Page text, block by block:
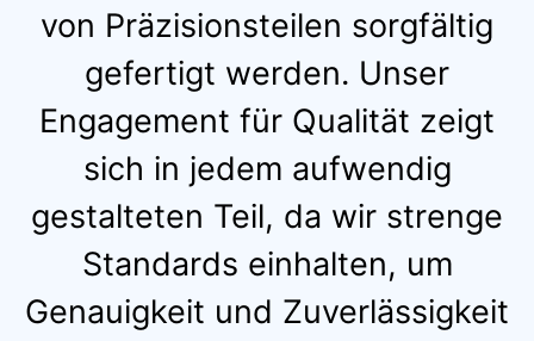
von Präzisionsteilen sorgfältig
gefertigt werden. Unser
Engagement für Qualität zeigt
sich in jedem aufwendig
gestalteten Teil, da wir strenge
Standards einhalten, um
Genauigkeit und Zuverlässigkeit